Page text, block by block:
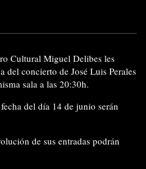
Cultural Miguel Delibes les
del concierto de José Luis Perales
sala a las 20:30h.
del día 14 de junio serán
de sus entradas podrán